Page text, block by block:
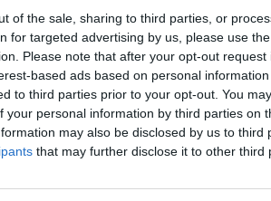
of the sale, sharing to third parties, or
for targeted advertising by us, please use
Please note that after your opt-out
based ads based on personal
to third parties prior to your opt-out. You
your personal information by third parties on
may also be disclosed by us to third
that may further disclose it to other third